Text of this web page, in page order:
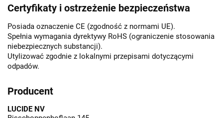
Certyfikaty i ostrzeżenie bezpieczeństwa
Posiada oznaczenie CE (zgodność z normami UE).
Spełnia wymagania dyrektywy RoHS (ograniczenie stosowania
niebezpiecznych substancji).
Utylizować zgodnie z lokalnymi przepisami dotyczącymi
odpadów.
Producent
LUCIDE NV